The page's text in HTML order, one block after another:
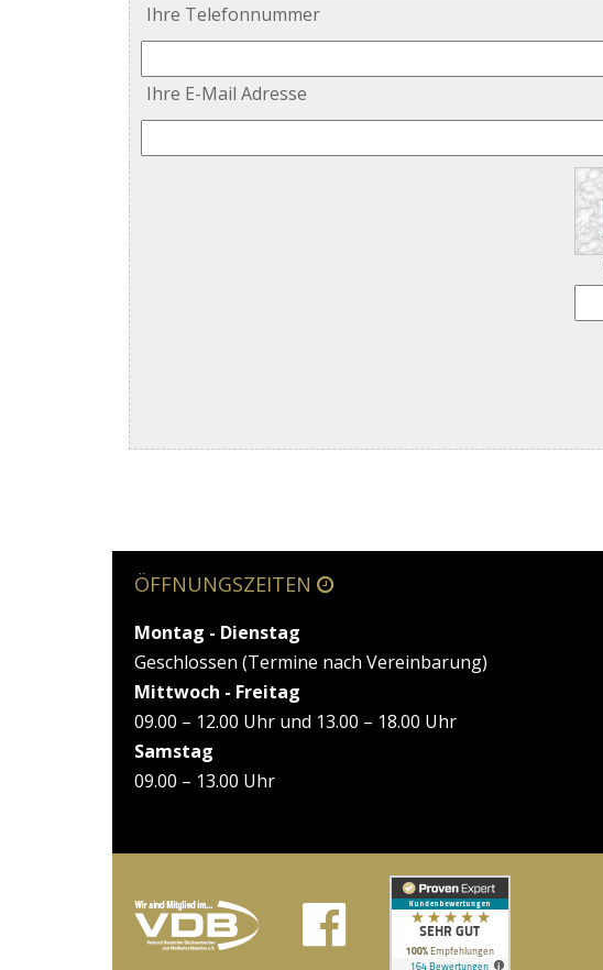
Ihre Telefonnummer
Ihre E-Mail Adresse
ÖFFNUNGSZEITEN
Montag - Dienstag
Geschlossen (Termine nach Vereinbarung)
Mittwoch - Freitag
09.00 – 12.00 Uhr und 13.00 – 18.00 Uhr
Samstag
09.00 – 13.00 Uhr